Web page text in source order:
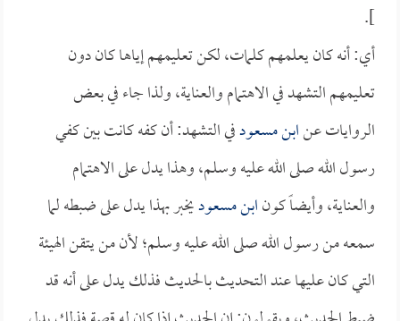
].
أي: أنه كان يعلمهم كلمات، لكن تعليمهم إياها كان دون
تعليمهم التشهد في الاهتمام والعناية، ولذا جاء في بعض
الروايات عنابن مسعودفي التشهد: أن كفه كانت بين كفي
رسول الله صلى الله عليه وسلم، وهذا يدل على الاهتمام
والعناية، وأيضاً كونابن مسعوديخبر بهذا يدل على ضبطه لما
سمعه من رسول الله صلى الله عليه وسلم؛ لأن من يتقن الهيئة
التي كان عليها عند التحديث بالحديث فذلك يدل على أنه قد